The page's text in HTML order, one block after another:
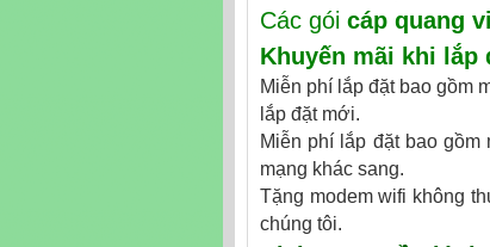
Các gói cáp quang
Khuyến mãi khi lắp
Miễn phí lắp đặt bao gồm
lắp đặt mới.
Miễn phí lắp đặt bao
mạng khác sang.
Tặng modem wifi không
chúng tôi.